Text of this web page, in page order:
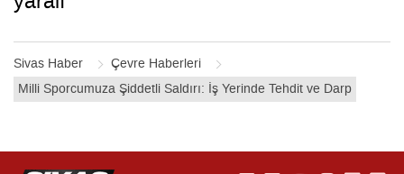
Sivas Haber
Çevre Haberleri
Milli Sporcumuza Şiddetli Saldırı: İş Yerinde Tehdit ve Darp